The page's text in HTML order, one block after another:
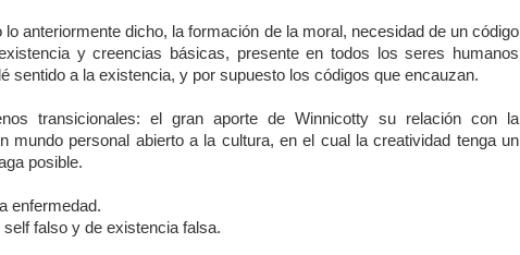
lo anteriormente dicho, la formación de la moral, necesidad de un código
y creencias básicas, presente en todos los seres humanos
sentido a la existencia, y por supuesto los códigos que encauzan.
transicionales: el gran aporte de Winnicotty su relación con la
mundo personal abierto a la cultura, en el cual la creatividad tenga un
posible.
enfermedad.
self falso y de existencia falsa.